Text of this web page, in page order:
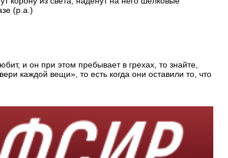
(р.а.)
и он при этом пребывает в грехах, то знайте,
каждой вещи», то есть когда они оставили то, что